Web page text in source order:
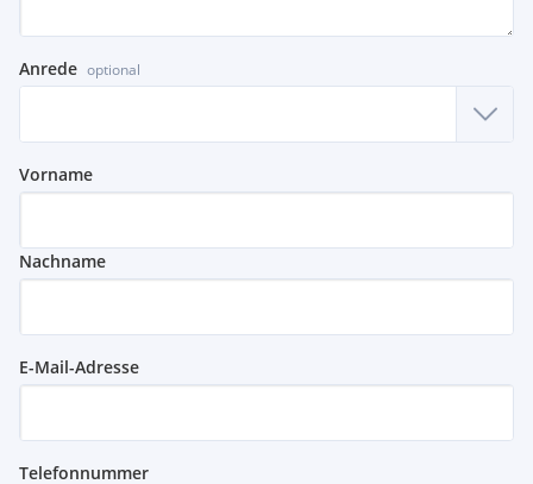
Anrede optional
Vorname
Nachname
E-Mail-Adresse
Telefonnummer